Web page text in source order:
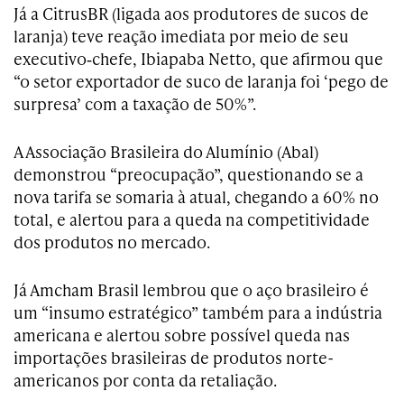
Já a CitrusBR (ligada aos produtores de sucos de
laranja) teve reação imediata por meio de seu
executivo‑chefe, Ibiapaba Netto, que afirmou que
“o setor exportador de suco de laranja foi ‘pego de
surpresa’ com a taxação de 50%”.
A Associação Brasileira do Alumínio (Abal)
demonstrou “preocupação”, questionando se a
nova tarifa se somaria à atual, chegando a 60% no
total, e alertou para a queda na competitividade
dos produtos no mercado.
Já Amcham Brasil lembrou que o aço brasileiro é
um “insumo estratégico” também para a indústria
americana e alertou sobre possível queda nas
importações brasileiras de produtos norte-
americanos por conta da retaliação.